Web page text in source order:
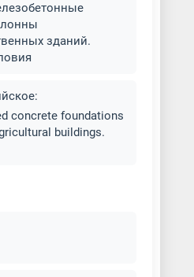
зданий.
concrete foundations
buildings.